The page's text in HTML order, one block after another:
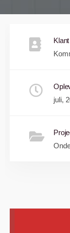
Klant
juli,